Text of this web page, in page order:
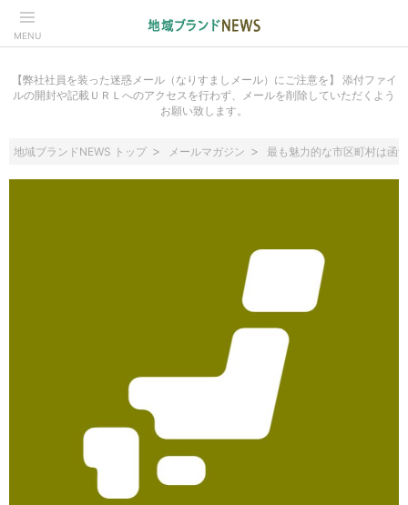
MENU
【弊社社員を装った迷惑メール（なりすましメール）にご注意を】 添付ファイ
ルの開封や記載ＵＲＬへのアクセスを行わず、メールを削除していただくよう
お願い致します。
地域ブランドNEWS トップ メールマガジン 最も魅力的な市区町村は函